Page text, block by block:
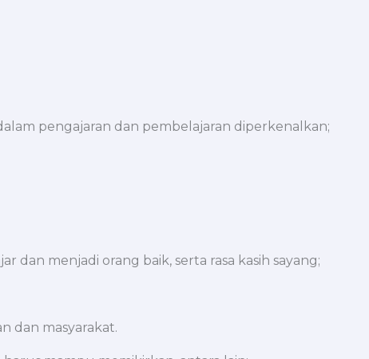
pengajaran dan pembelajaran diperkenalkan;
menjadi orang baik, serta rasa kasih sayang;
dan masyarakat.